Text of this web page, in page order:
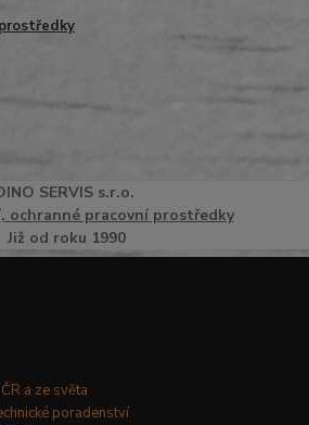
SERVISs.r.o.
ochranné pracovní prostředky
Již od roku 1990
a ze světa
poradenství